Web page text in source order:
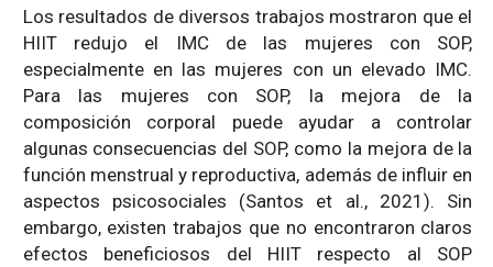
Los resultados de diversos trabajos mostraron que el
HIIT redujo el IMC de las mujeres con SOP,
especialmente en las mujeres con un elevado IMC.
Para las mujeres con SOP, la mejora de la
composición corporal puede ayudar a controlar
algunas consecuencias del SOP, como la mejora de la
función menstrual y reproductiva, además de influir en
aspectos psicosociales (Santos et al., 2021). Sin
embargo, existen trabajos que no encontraron claros
efectos beneficiosos del HIIT respecto al SOP